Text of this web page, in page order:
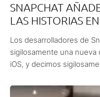
SNAPCHAT
LAS HISTORIAS
Los desarrolladores de
sigilosamente una nueva
iOS, y decimos